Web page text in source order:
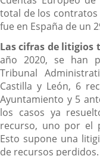
total de los contratos
fue en España de un
Las cifras de
año 2020, se han
Tribunal
Castilla y León, 6
Ayuntamiento y 5
los casos ya
recurso, uno por el
Esto supone una
de recursos perdidos.